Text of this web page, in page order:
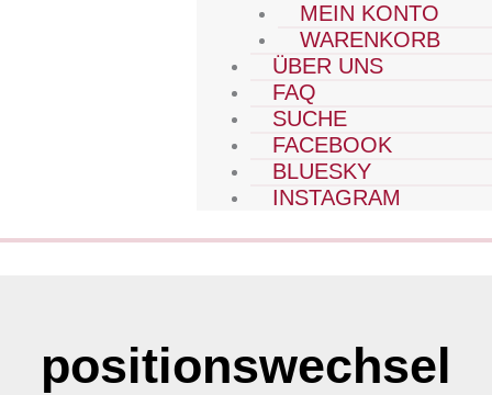
MEIN KONTO
WARENKORB
ÜBER UNS
FAQ
SUCHE
FACEBOOK
BLUESKY
INSTAGRAM
positionswechsel